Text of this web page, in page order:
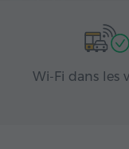
Wi-Fi dans les